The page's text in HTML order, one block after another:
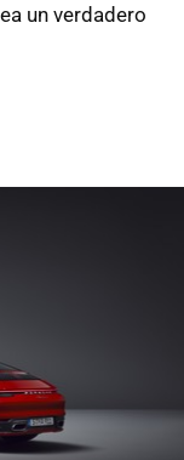
un verdadero